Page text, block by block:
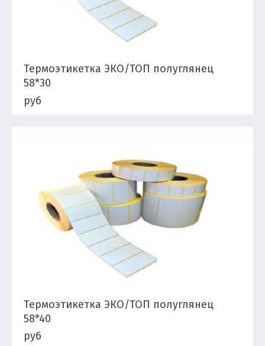
Термоэтикетка ЭКО/ТОП полуглянец
58*30
руб
Подробнее
Термоэтикетка ЭКО/ТОП полуглянец
58*40
руб
Подробнее